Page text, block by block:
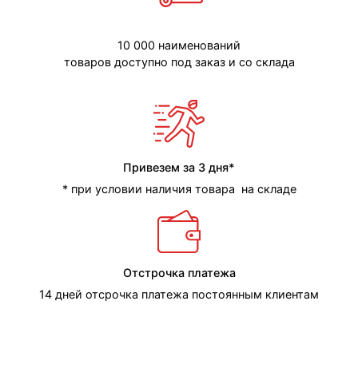
10 000 наименований
товаров доступно под заказ и со склада
Привезем за 3 дня*
* при условии наличия товара на складе
Отстрочка платежа
14 дней отсрочка платежа постоянным клиентам